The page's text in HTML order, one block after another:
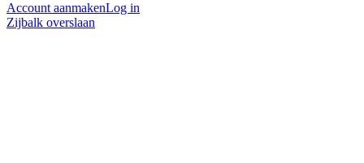
Account aanmakenLog in
Zijbalk overslaan